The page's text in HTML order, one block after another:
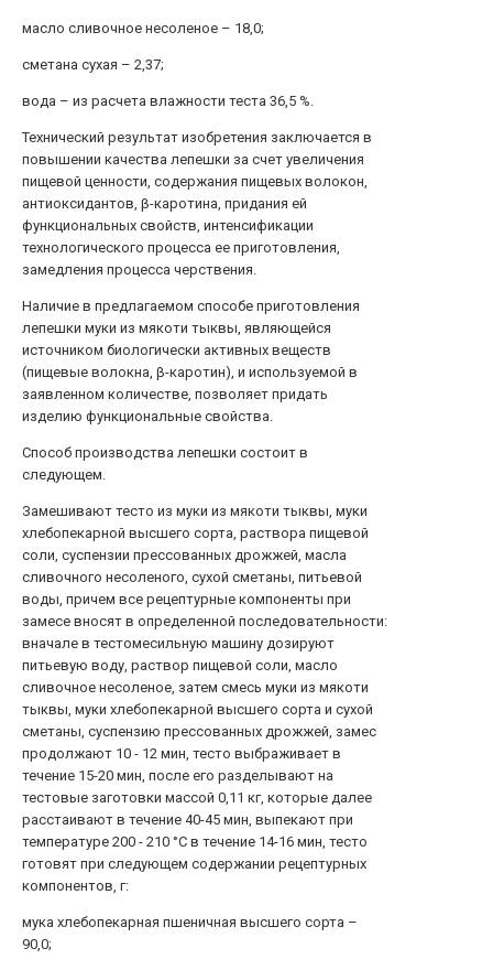
масло сливочное несоленое – 18,0;
сметана сухая – 2,37;
вода – из расчета влажности теста 36,5 %.
Технический результат изобретения заключается в
повышении качества лепешки за счет увеличения
пищевой ценности, содержания пищевых волокон,
антиоксидантов, β-каротина, придания ей
функциональных свойств, интенсификации
технологического процесса ее приготовления,
замедления процесса черствения.
Наличие в предлагаемом способе приготовления
лепешки муки из мякоти тыквы, являющейся
источником биологически активных веществ
(пищевые волокна, β-каротин), и используемой в
заявленном количестве, позволяет придать
изделию функциональные свойства.
Способ производства лепешки состоит в
следующем.
Замешивают тесто из муки из мякоти тыквы, муки
хлебопекарной высшего сорта, раствора пищевой
соли, суспензии прессованных дрожжей, масла
сливочного несоленого, сухой сметаны, питьевой
воды, причем все рецептурные компоненты при
замесе вносят в определенной последовательности:
вначале в тестомесильную машину дозируют
питьевую воду, раствор пищевой соли, масло
сливочное несоленое, затем смесь муки из мякоти
тыквы, муки хлебопекарной высшего сорта и сухой
сметаны, суспензию прессованных дрожжей, замес
продолжают 10 - 12 мин, тесто выбраживает в
течение 15-20 мин, после его разделывают на
тестовые заготовки массой 0,11 кг, которые далее
расстаивают в течение 40-45 мин, выпекают при
температуре 200 - 210 °С в течение 14-16 мин, тесто
готовят при следующем содержании рецептурных
компонентов, г:
мука хлебопекарная пшеничная высшего сорта –
90,0;